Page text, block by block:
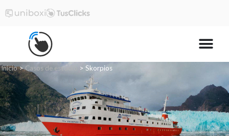
Inicio>Casos de estudio > Skorpios